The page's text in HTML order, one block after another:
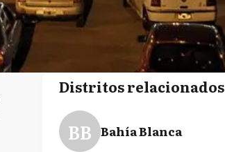
Distritos relacionados
BB Bahía Blanca